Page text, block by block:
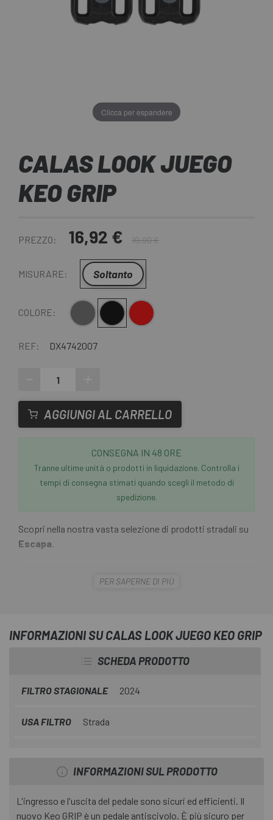
Clicca per espandere
CALAS LOOK JUEGO
KEO GRIP
PREZZO: 16,92 € 19,90 €
MISURARE: Soltanto
COLORE: Grigio Nero Rosso
REF: DX4742007
AGGIUNGI AL CARRELLO
CONSEGNA IN 48 ORE
Tranne ultime unità o prodotti in liquidazione. Controlla i
tempi di consegna stimati quando scegli il metodo di
spedizione.
Scopri nella nostra vasta selezione di prodotti stradali su
Escapa.
l'obiettivo di ridurre al minimo il peso e mantenere la
PER SAPERNE DI PIÙ
INFORMAZIONI SU CALAS LOOK JUEGO KEO GRIP
SCHEDA PRODOTTO
FILTRO STAGIONALE 2024
USA FILTRO Strada
INFORMAZIONI SUL PRODOTTO
L'ingresso e l'uscita del pedale sono sicuri ed efficienti. Il
nuovo Keo GRIP è un pedale antiscivolo. È più sicuro per